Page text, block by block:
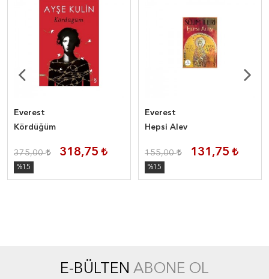
Everest
Kördüğüm
375,00 318,75
%15
Everest
Hepsi Alev
155,00 131,75
%15
E-BÜLTEN ABONE OL